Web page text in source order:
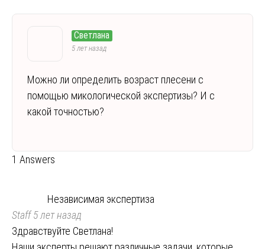
Светлана
5 лет назад
Можно ли определить возраст плесени с
помощью микологической экспертизы? И с
какой точностью?
1 Answers
Независимая экспертиза
Staff5 лет назад
Здравствуйте Светлана!